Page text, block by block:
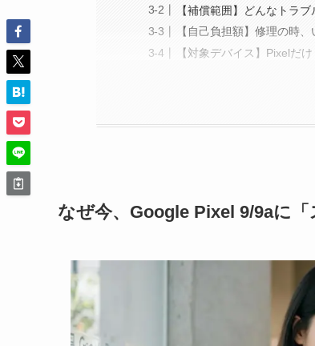
【補償範囲】どんなトラ
【自己負担額】修理の時
【対象デバイス】Pixelだ
なぜ今、Google Pixel 9/9aに